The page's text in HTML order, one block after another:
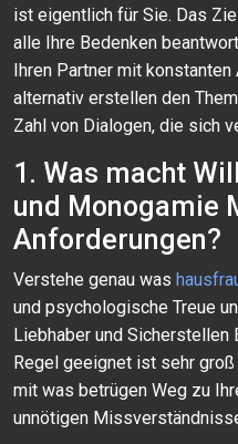
ist eigentlich für Sie. Das
alle Ihre Bedenken
Ihren Partner mit
alternativ erstellen den
Zahl von Dialogen, die sich
1. Was macht
und Monogamie
Anforderungen?
Verstehe genau was
und psychologische Treue
Liebhaber und Sicherstellen
Regel geeignet ist sehr
mit was betrügen Weg zu
unnötigen